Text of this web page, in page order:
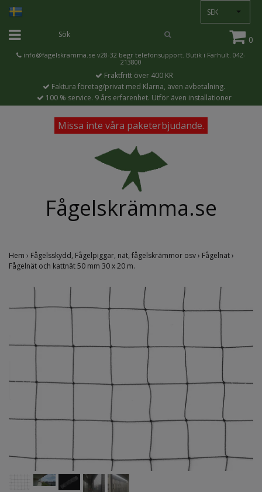
SEK
0
info@fagelskramma.se v28-32 begr telefonsupport. Butik i Farhult. 042-
213800
Fraktfritt över 400 KR
Faktura företag/privat med Klarna, även avbetalning.
100 % service. 9 års erfarenhet. Utför även installationer
Missa inte våra paketerbjudande.
Fågelskrämma.se
Hem › Fågelsskydd, Fågelpiggar, nät, fågelskrämmor osv› Fågelnät›
Fågelnät och kattnät 50 mm 30 x 20 m.